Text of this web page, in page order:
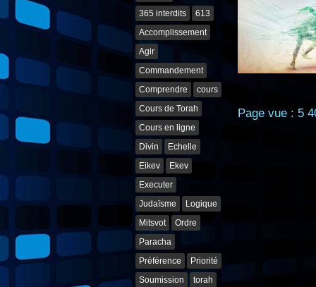
365 interdits
613
Accomplissement
Agir
Commandement
Comprendre
cours
Cours de Torah
Cours en ligne
Divin
Echelle
Eikev
Ekev
Executer
Judaïsme
Logique
Mitsvot
Ordre
Paracha
Préférence
Priorité
Soumission
torah
Page vue : 5